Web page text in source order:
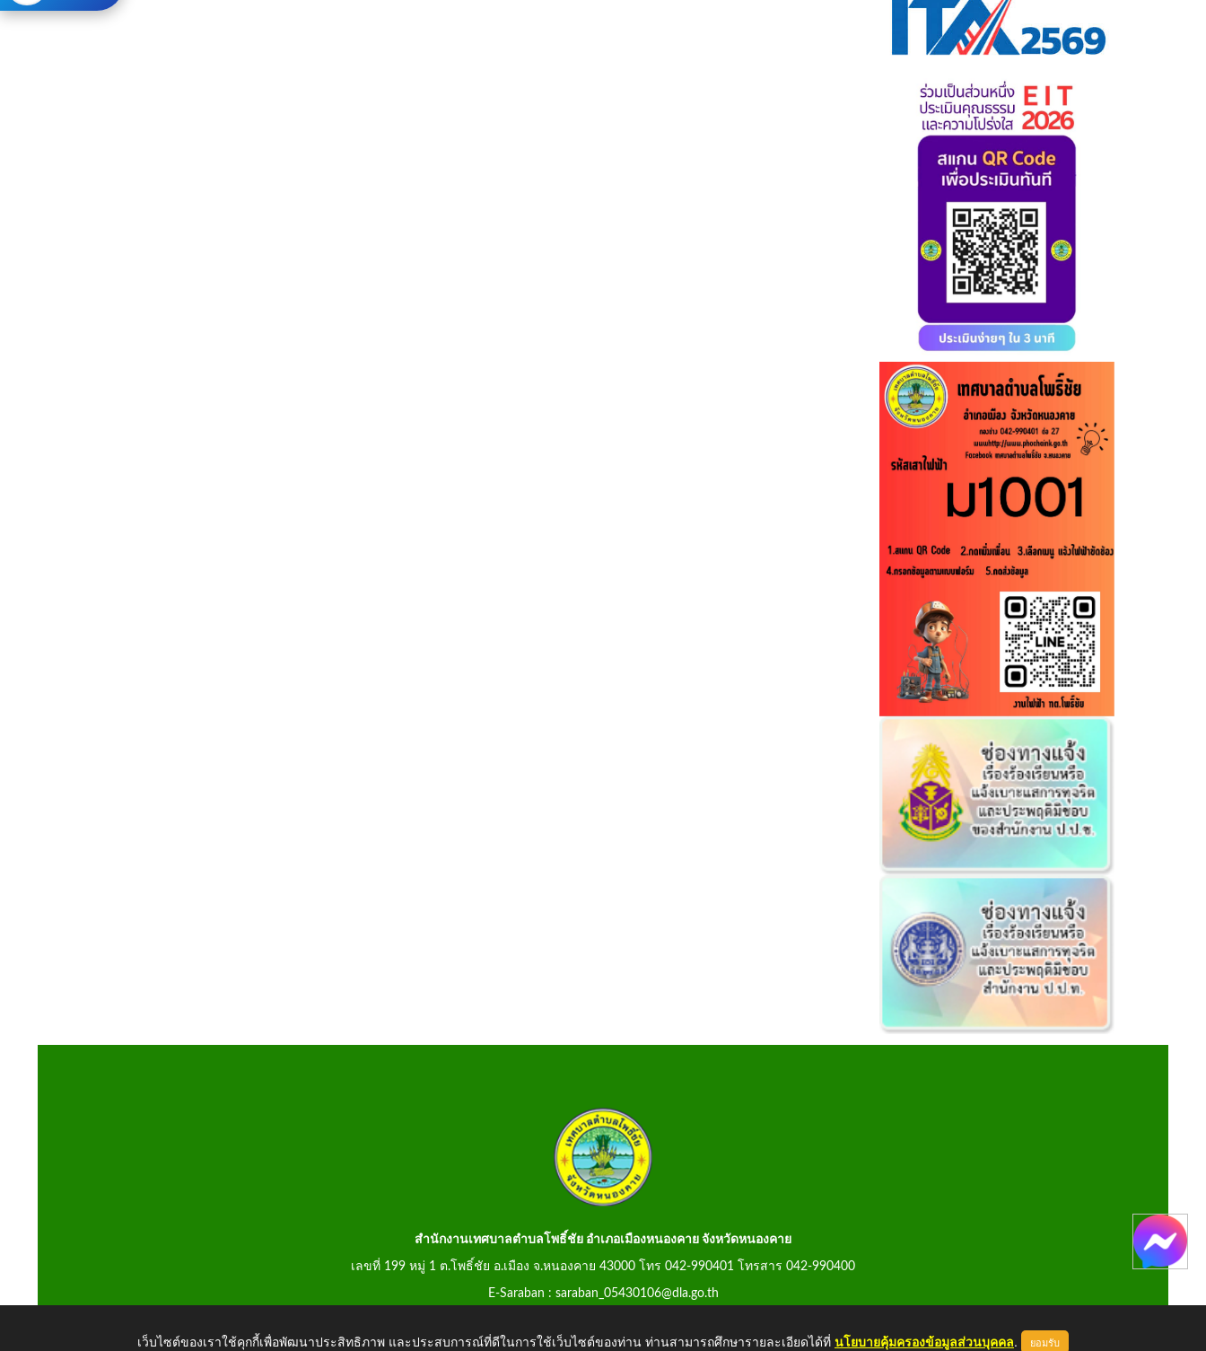
สำนักงานเทศบาลตำบลโพธิ์ชัย อำเภอเมืองหนองคาย จังหวัดหนองคาย
เลขที่ 199 หมู่ 1 ต.โพธิ์ชัย อ.เมือง จ.หนองคาย 43000 โทร 042-990401 โทรสาร 042-990400
E-Saraban : saraban_05430106@dla.go.th
เว็บไซต์ของเราใช้คุกกี้เพื่อพัฒนาประสิทธิภาพ และประสบการณ์ที่ดีในการใช้เว็บไซต์ของท่าน ท่านสามารถศึกษารายละเอียดได้ที่ นโยบายคุ้มครองข้อมูลส่วนบุคคล. ยอมรับ